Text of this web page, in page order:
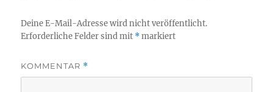
Deine E-Mail-Adresse wird nicht veröffentlicht.
Erforderliche Felder sind mit *markiert
KOMMENTAR *